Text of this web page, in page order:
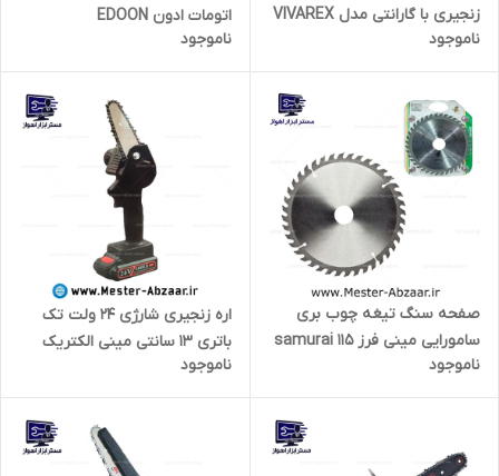
زنجیری با گارانتی مدل VIVAREX
VR5824-GCS
ناموجود
اتومات ادون EDOON
ناموجود
صفحه سنگ تیغه چوب بری
سامورایی مینی فرز 115 samurai
k1s1 TCT
ناموجود
اره زنجیری شارژی 24 ولت تک
باتری 13 سانتی مینی الکتریک
مدل MINI ELECTRIC
CHAINSAW
ناموجود